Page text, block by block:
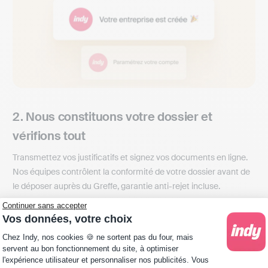
Continuer sans accepter
Vos données, votre choix
Plateforme de Gestion du Consentement :
Chez Indy, nos cookies 🍪 ne sortent pas du four, mais
servent au bon fonctionnement du site, à optimiser
l'expérience utilisateur et personnaliser nos publicités. Vous
2. Nous constituons votre dossier et
vérifions tout
Transmettez vos justificatifs et signez vos documents en ligne.
Nos équipes contrôlent la conformité de votre dossier avant de
le déposer auprès du Greffe, garantie anti-rejet incluse.
Créer mon entreprise